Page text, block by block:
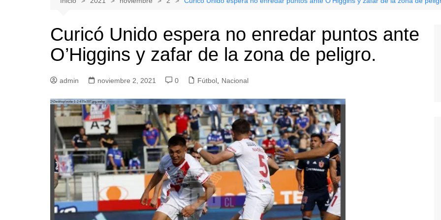
Tenis
Boxeo
Voleibol
Gimnasia
Licantén
Romeral
Sagrada Familia
Teno
Vichuquén
Curicó Unido espera no enredar puntos ante
O’Higgins y zafar de la zona de peligro.
admin noviembre 2, 2021 0 Fútbol, Nacional